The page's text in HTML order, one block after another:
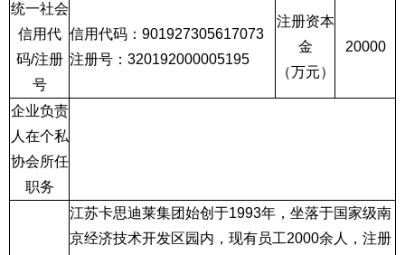
统一社会
信用代
码/注册
号
信用代码： 901927305617073
注册号： 320192000005195
注册资本
金
（万元）
20000
企业负责
人在个私
协会所任
职务
江苏卡思迪莱集团始创于1993年，坐落于国家级南
京经济技术开发区园内，现有员工2000余人，注册